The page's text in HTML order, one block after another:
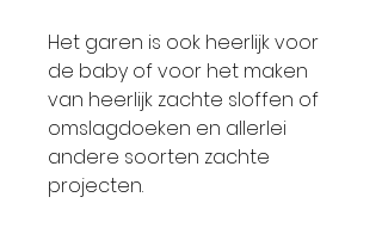
Het garen is ook heerlijk voor
de baby of voor het maken
van heerlijk zachte sloffen of
omslagdoeken en allerlei
andere soorten zachte
projecten.